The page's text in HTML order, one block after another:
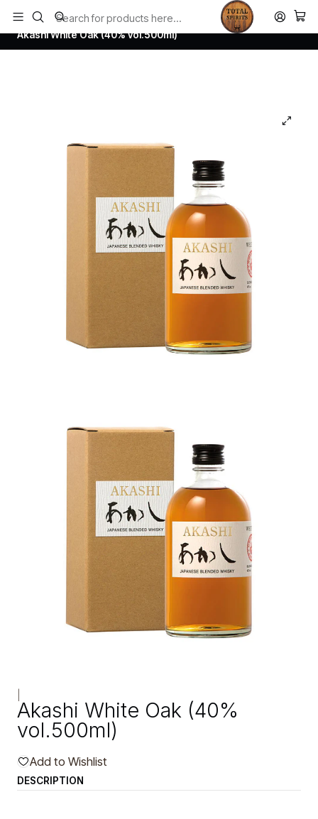
Todos los productos estan en stock. Despachamos a todo Chile.
Home Whisky
Japanese Whisky
Akashi White Oak (40% vol.500ml)
Akashi White Oak (40%
vol.500ml)
Add to Wishlist
DESCRIPTION